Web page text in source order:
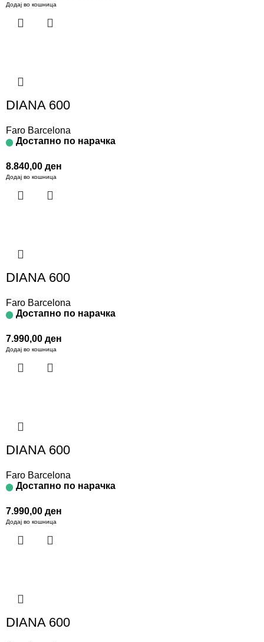
Додај во кошница
DIANA 600
Faro Barcelona
Достапно по нарачка
8.840,00 ден
Додај во кошница
DIANA 600
Faro Barcelona
Достапно по нарачка
7.990,00 ден
Додај во кошница
DIANA 600
Faro Barcelona
Достапно по нарачка
7.990,00 ден
Додај во кошница
DIANA 600